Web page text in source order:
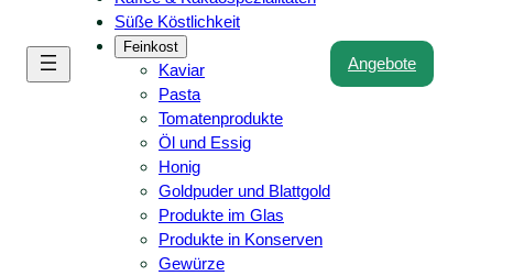
Süße Köstlichkeit
Feinkost
Kaviar
Pasta
Tomatenprodukte
Öl und Essig
Honig
Goldpuder und Blattgold
Produkte im Glas
Produkte in Konserven
Gewürze
Angebote